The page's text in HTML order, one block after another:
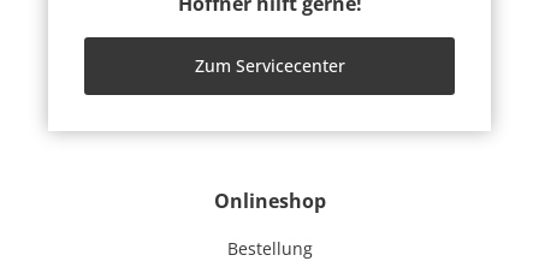
Onlineshop
Bestellung
Zum Servicecenter